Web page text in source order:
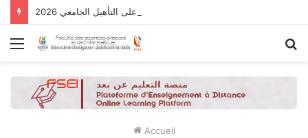
نتائج الدورة التاسعة للحصول على التأهيل الجامعي 2026
Menu
Accueil